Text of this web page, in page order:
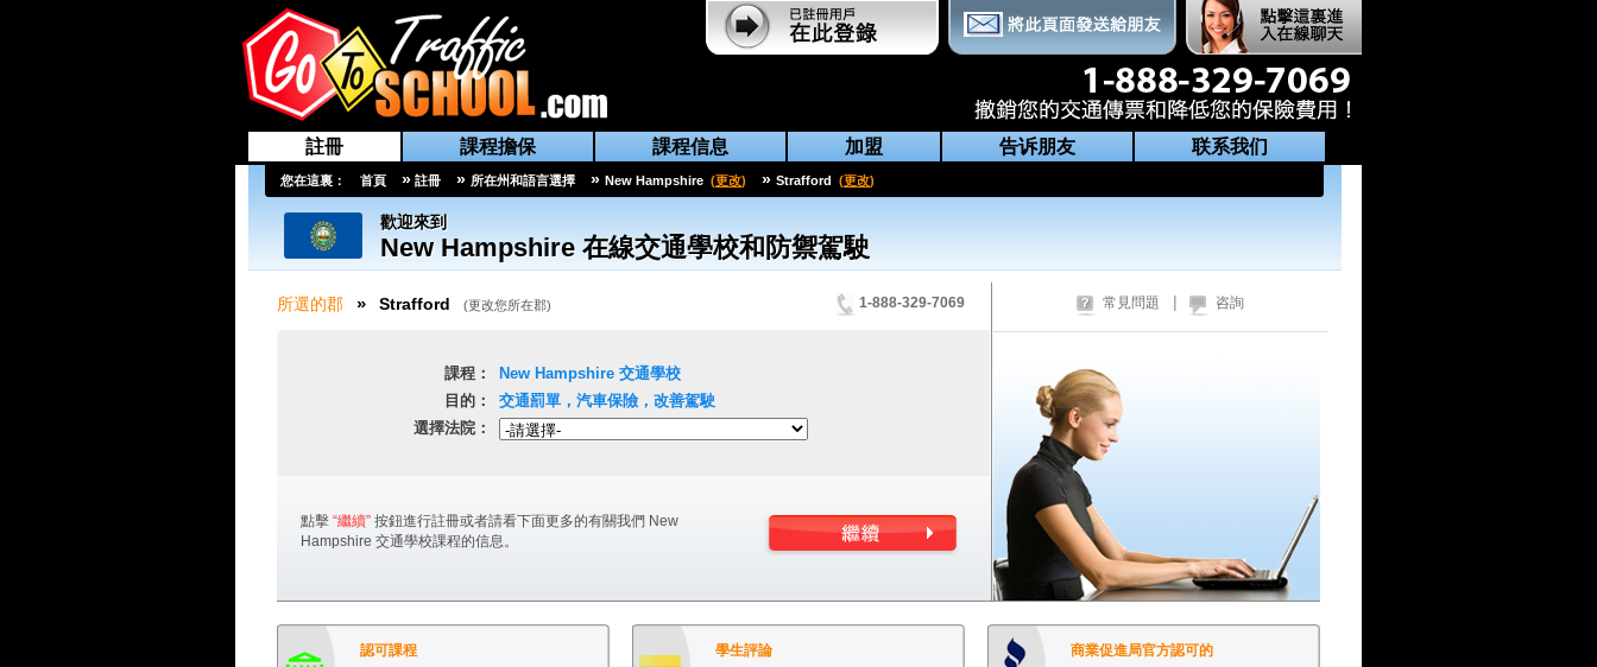
註冊 課程擔保 課程信息 加盟 告诉朋友 联系我们
您在這裏： 首頁 » 註冊 » 所在州和語言選擇 » New Hampshire (更改) » Strafford (更改)
歡迎來到
New Hampshire在線交通學校和防禦駕駛
所選的郡 » Strafford (更改您所在郡) 1-888-329-7069
課程：
目的：
選擇法院：
New Hampshire交通學校
交通罰單，汽車保險，改善駕駛
點擊 “繼續” 按鈕進行註冊或者請看下面更多的有關我們 New
Hampshire 交通學校課程的信息。
常見問題 | 咨詢
認可課程
學生評論
商業促進局官方認可的